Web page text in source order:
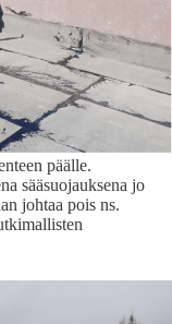
päälle.
sääsuojauksena jo
johtaa pois ns.